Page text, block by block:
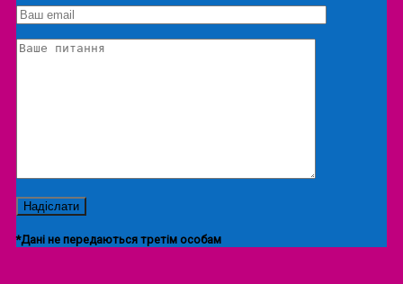
Екскурсія/локація
*Дані не передаються третім особам